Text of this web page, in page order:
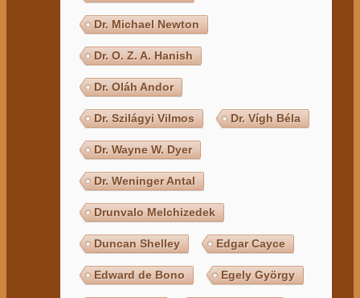
Dr. Michael Newton
Dr. O. Z. A. Hanish
Dr. Oláh Andor
Dr. Szilágyi Vilmos Dr. Vígh Béla
Dr. Wayne W. Dyer
Dr. Weninger Antal
Drunvalo Melchizedek
Duncan Shelley Edgar Cayce
Edward de Bono Egely György